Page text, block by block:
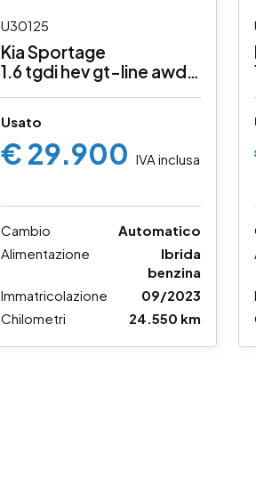
U30125
Kia Sportage
1.6 tgdi hev gt-line awd
Usato
€ 29.900 IVA inclusa
Cambio
Automatico
Alimentazione
Ibrida
benzina
Immatricolazione
09/2023
Chilometri
24.550 km